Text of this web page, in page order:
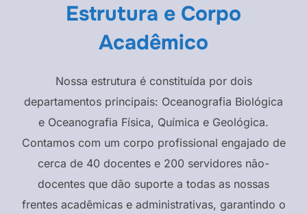
Estrutura e Corpo
Acadêmico
Nossa estrutura é constituída por dois
departamentos principais: Oceanografia Biológica
e Oceanografia Física, Química e Geológica.
Contamos com um corpo profissional engajado de
cerca de 40 docentes e 200 servidores não-
docentes que dão suporte a todas as nossas
frentes acadêmicas e administrativas, garantindo o